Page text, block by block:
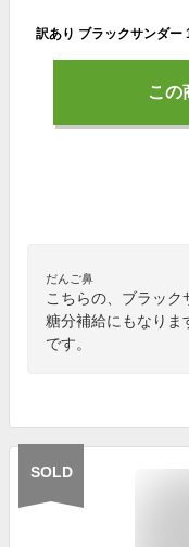
この
だんご鼻
こちらの、ブラッ
糖分補給にもなりま
です。
SOLD